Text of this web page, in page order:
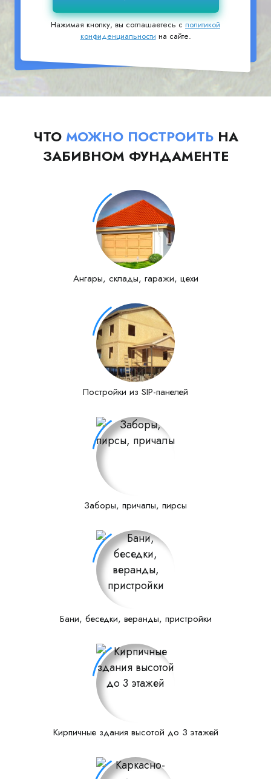
Нажимая кнопку, вы соглашаетесь сполитикой
конфиденциальности на сайте.
ЧТО МОЖНО ПОСТРОИТЬНА
ЗАБИВНОМ ФУНДАМЕНТЕ
Ангары, склады, гаражи, цехи
Постройки из SIP-панелей
Заборы, причалы, пирсы
Бани, беседки, веранды, пристройки
Кирпичные здания высотой до 3 этажей